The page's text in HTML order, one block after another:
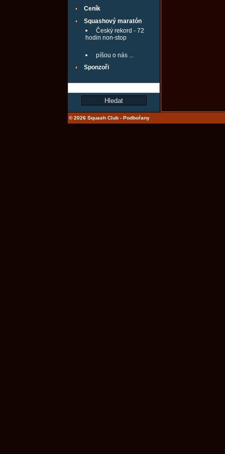
Ceník
Squashový maratón
Český rekord - 72
hodin non-stop
píšou o nás ...
Sponzoři
© 2026 Squash Club - Podbořany